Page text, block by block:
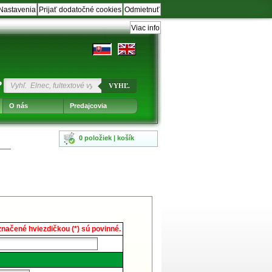
Odmietnuť
Prijať dodatočné cookies
Nastavenia
Viac info
VYHĽ.
O nás Predajcovia
0 položiek | košík
hviezdičkou (*) sú povinné.